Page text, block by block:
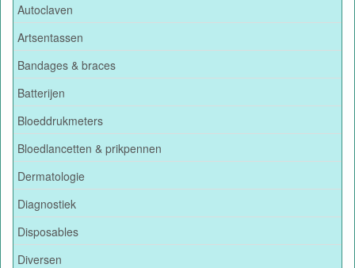
Autoclaven
Artsentassen
Bandages & braces
Batterijen
Bloeddrukmeters
Bloedlancetten & prikpennen
Dermatologie
Diagnostiek
Disposables
Diversen